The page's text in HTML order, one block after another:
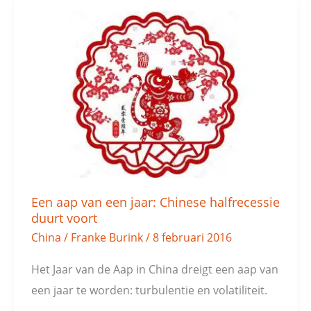
Een aap van een jaar: Chinese halfrecessie
duurt voort
China / Franke Burink/8 februari 2016
Het Jaar van de Aap in China dreigt een aap van
een jaar te worden: turbulentie en volatiliteit.
halfrecessie